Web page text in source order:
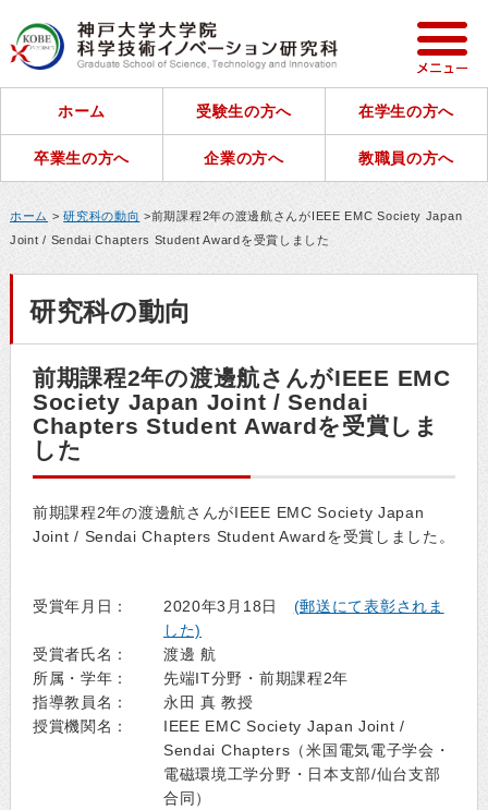
ホーム 受験生の方へ 在学生の方へ
卒業生の方へ 企業の方へ 教職員の方へ
ホーム >研究科の動向 >前期課程2年の渡邊航さんがIEEE EMC Society Japan
Joint / Sendai Chapters Student Awardを受賞しました
研究科の動向
前期課程2年の渡邊航さんがIEEE EMC
Society Japan Joint / Sendai
Chapters Student Awardを受賞しま
した
前期課程2年の渡邊航さんがIEEE EMC Society Japan
Joint / Sendai Chapters Student Awardを受賞しました。
受賞年月日： 2020年3月18日 (郵送にて表彰されま
した)
受賞者氏名：
渡邊 航
所属・学年：
先端IT分野・前期課程2年
指導教員名：
永田 真 教授
授賞機関名：
IEEE EMC Society Japan Joint /
Sendai Chapters（米国電気電子学会・
電磁環境工学分野・日本支部/仙台支部
合同）